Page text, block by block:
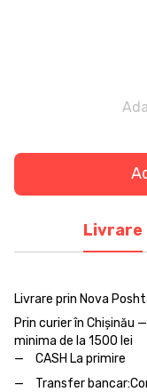
Livrare
Livrare prin Nova
Prin curier în Chișinău
minima de la 1500 lei
CASH La primire
Transfer bancar: